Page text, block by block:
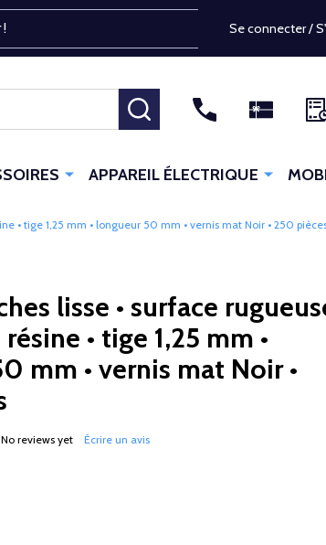
Se connecter /
RECHERCHER
APPAREIL ÉLECTRIQUE
• tige 1,25 mm • longueur 50 mm • vernis mat Noir • 250
lisse • surface
• tige 1,25 mm •
mm • vernis mat Noir •
No reviews yet Écrire un avis